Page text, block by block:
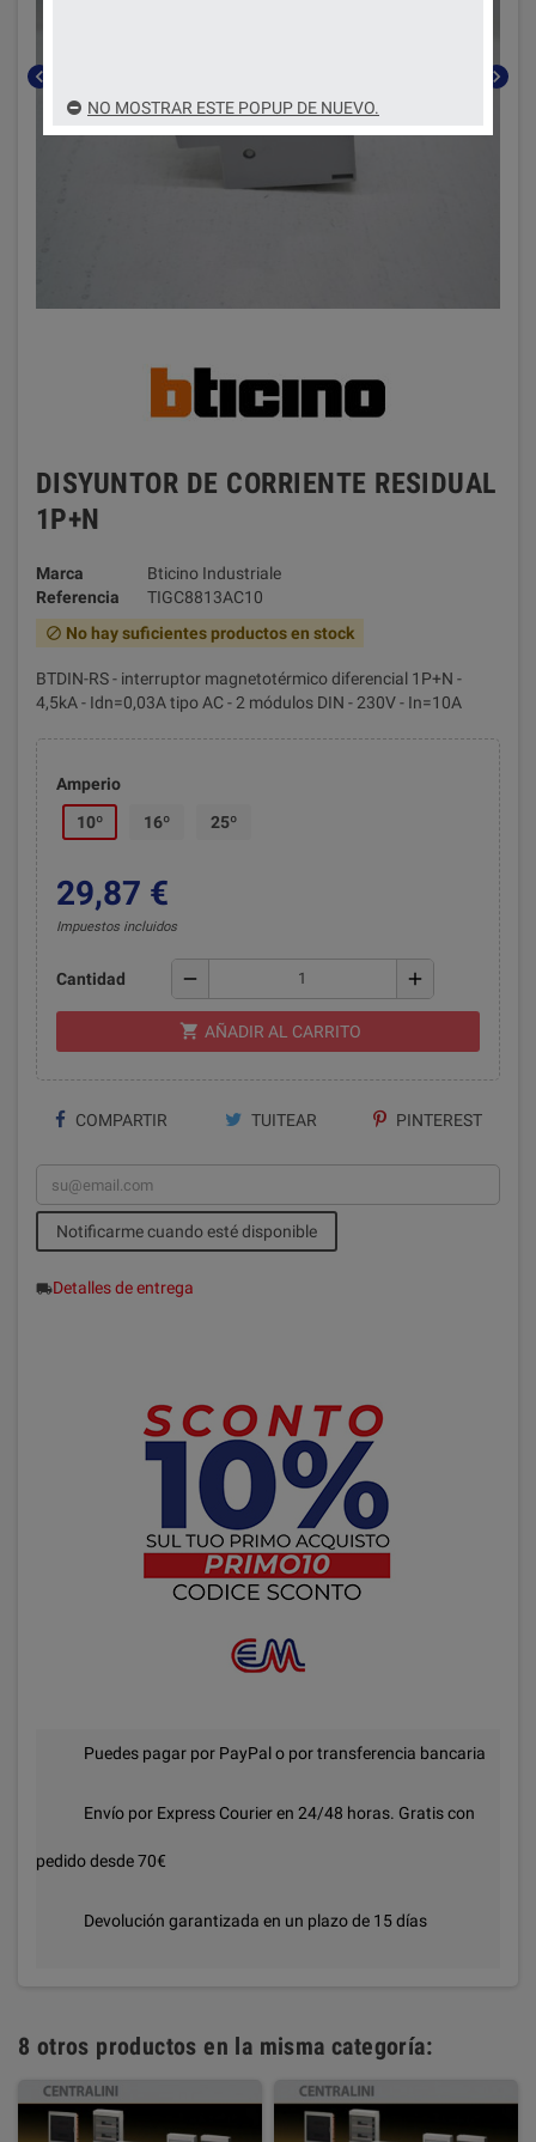
chevron_left chevron_right
DISYUNTOR DE CORRIENTE RESIDUAL
1P+N
Marca
Bticino Industriale
Referencia
TIGC8813AC10
block No hay suficientes productos en stock
BTDIN-RS - interruptor magnetotérmico diferencial 1P+N -
4,5kA - Idn=0,03A tipo AC - 2 módulos DIN - 230V - In=10A
Amperio
10º
16º 25º
29,87 €
Impuestos incluidos
Cantidad remove add
shopping_cart AÑADIR AL CARRITO
COMPARTIR TUITEAR PINTEREST
Notificarme cuando esté disponible
local_shippingDetalles de entrega
Puedes pagar por PayPal o por transferencia bancaria
Envío por Express Courier en 24/48 horas. Gratis con
pedido desde 70€
Devolución garantizada en un plazo de 15 días
8 otros productos en la misma categoría:
NO MOSTRAR ESTE POPUP DE NUEVO.